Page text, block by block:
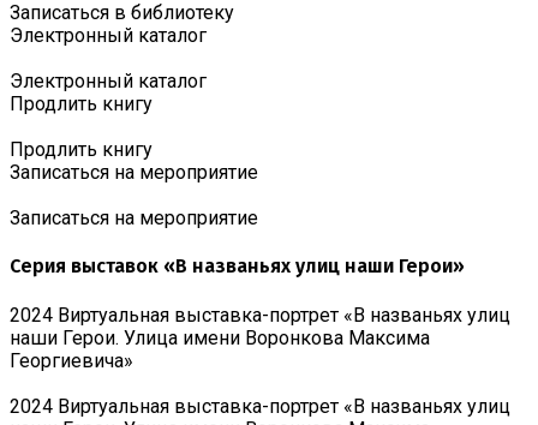
Записаться в библиотеку
Электронный каталог
Электронный каталог
Продлить книгу
Продлить книгу
Записаться на мероприятие
Записаться на мероприятие
Серия выставок «В названьях улиц наши Герои»
2024 Виртуальная выставка-портрет «В названьях улиц
наши Герои. Улица имени Воронкова Максима
Георгиевича»
2024 Виртуальная выставка-портрет «В названьях улиц